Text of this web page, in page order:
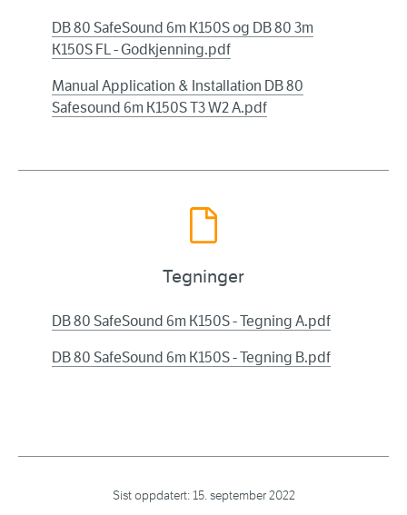
DB 80 SafeSound 6m K150S og DB 80 3m
K150S FL - Godkjenning.pdf
Manual Application & Installation DB 80
Safesound 6m K150S T3 W2 A.pdf
Tegninger
DB 80 SafeSound 6m K150S - Tegning A.pdf
DB 80 SafeSound 6m K150S - Tegning B.pdf
Sist oppdatert:15. september 2022